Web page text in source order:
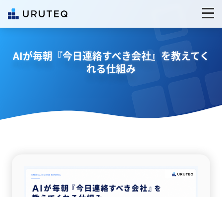
AIが毎朝『今日連絡すべき会社』を教えてく
れる仕組み